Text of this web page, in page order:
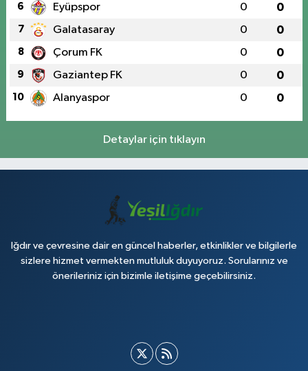
6 Eyüpspor 0 0
7 Galatasaray 0 0
8 Çorum FK 0 0
9 Gaziantep FK 0 0
10 Alanyaspor 0 0
Detaylar için tıklayın
Iğdır ve çevresine dair en güncel haberler, etkinlikler ve bilgilerle
sizlere hizmet vermekten mutluluk duyuyoruz. Sorularınız ve
önerileriniz için bizimle iletişime geçebilirsiniz.